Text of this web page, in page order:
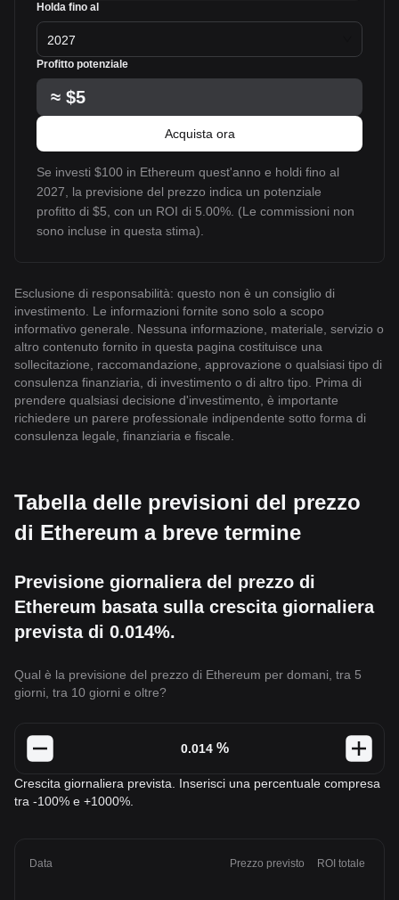
Holda fino al
2027
Profitto potenziale
≈ $5
Acquista ora
Se investi $100 in Ethereum quest'anno e holdi fino al
2027, la previsione del prezzo indica un potenziale
profitto di $5, con un ROI di 5.00%. (Le commissioni non
sono incluse in questa stima).
Esclusione di responsabilità: questo non è un consiglio di
investimento. Le informazioni fornite sono solo a scopo
informativo generale. Nessuna informazione, materiale, servizio o
altro contenuto fornito in questa pagina costituisce una
sollecitazione, raccomandazione, approvazione o qualsiasi tipo di
consulenza finanziaria, di investimento o di altro tipo. Prima di
prendere qualsiasi decisione d'investimento, è importante
richiedere un parere professionale indipendente sotto forma di
consulenza legale, finanziaria e fiscale.
Tabella delle previsioni del prezzo
di Ethereum a breve termine
Previsione giornaliera del prezzo di
Ethereum basata sulla crescita giornaliera
prevista di 0.014%.
Qual è la previsione del prezzo di Ethereum per domani, tra 5
giorni, tra 10 giorni e oltre?
%
Crescita giornaliera prevista. Inserisci una percentuale compresa
tra -100% e +1000%.
Data Prezzo previsto ROI totale